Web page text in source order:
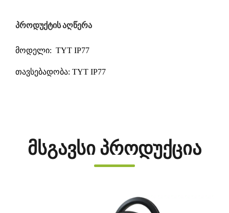
პროდუქტის აღწერა
მოდელი: TYT IP77
თავსებადობა: TYT IP77
მსგავსი პროდუქცია